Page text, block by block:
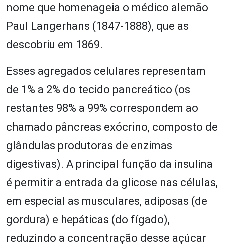
nome que homenageia o médico alemão
Paul Langerhans (1847-1888), que as
descobriu em 1869.
Esses agregados celulares representam
de 1% a 2% do tecido pancreático (os
restantes 98% a 99% correspondem ao
chamado pâncreas exócrino, composto de
glândulas produtoras de enzimas
digestivas). A principal função da insulina
é permitir a entrada da glicose nas células,
em especial as musculares, adiposas (de
gordura) e hepáticas (do fígado),
reduzindo a concentração desse açúcar